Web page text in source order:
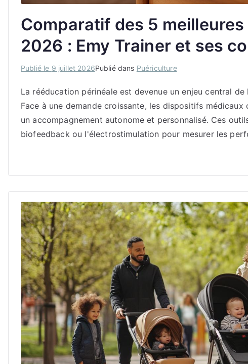
Comparatif des 5
2026 : Emy Trainer et ses
Publié le 9 juillet 2026Publié dans Puériculture
La rééducation périnéale est devenue un enjeu central
Face à une demande croissante, les dispositifs
un accompagnement autonome et personnalisé. Ces
biofeedback ou l'électrostimulation pour mesurer les